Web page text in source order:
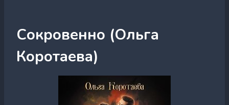
Сокровенно (Ольга
Коротаева)